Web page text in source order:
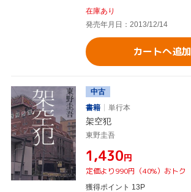
在庫あり
発売年月日：2013/12/14
カートへ追加
中古
書籍
単行本
架空犯
東野圭吾
¥1,430円
定価より990円（40%）おトク
獲得ポイント 13P